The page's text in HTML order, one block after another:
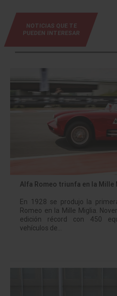
NOTICIAS QUE TE
PUEDEN INTERESAR
Alfa Romeo triunfa en la Mille
En 1928 se produjo la
Romeo en la Mille Miglia.
edición récord con 450
vehículos de…